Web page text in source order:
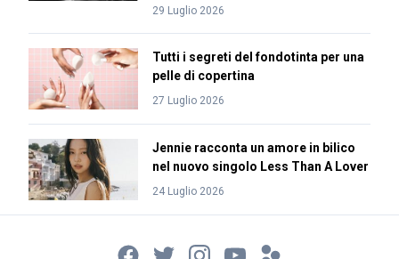
29 Luglio 2026
Tutti i segreti del fondotinta per una
pelle di copertina
27 Luglio 2026
Jennie racconta un amore in bilico
nel nuovo singolo Less Than A Lover
24 Luglio 2026